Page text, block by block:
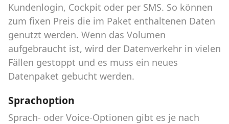
Kundenlogin, Cockpit oder per SMS. So können
zum fixen Preis die im Paket enthaltenen Daten
genutzt werden. Wenn das Volumen
aufgebraucht ist, wird der Datenverkehr in vielen
Fällen gestoppt und es muss ein neues
Datenpaket gebucht werden.
Sprachoption
Sprach- oder Voice-Optionen gibt es je nach